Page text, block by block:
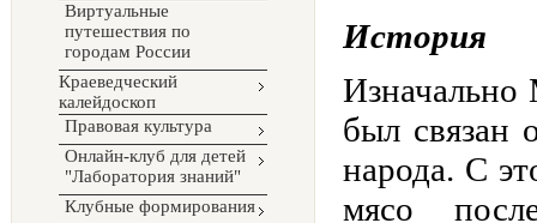
Виртуальные
путешествия по
городам России
Краеведческий
калейдоскоп
Правовая культура
Онлайн-клуб для детей
"Лаборатория знаний"
Клубные формирования
История
Изначально
был связан
народа. С
мясо